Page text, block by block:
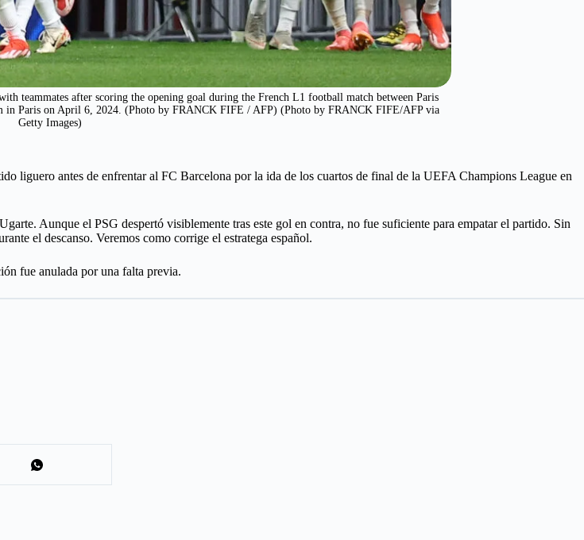
teammates after scoring the opening goal during the French L1 football match between Paris
in Paris on April 6, 2024. (Photo by FRANCK FIFE / AFP) (Photo by FRANCK FIFE/AFP via
Getty Images)
liguero antes de enfrentar al FC Barcelona por la ida de los cuartos de final de la UEFA Champions League en
Aunque el PSG despertó visiblemente tras este gol en contra, no fue suficiente para empatar el partido. Sin
el descanso. Veremos como corrige el estratega español.
fue anulada por una falta previa.